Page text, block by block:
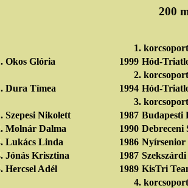
200
1.
Okos Glória 1999 Hód-
2.
Dura Tímea 1994 Hód-
3.
Szepesi Nikolett 1987 Budapesti
Molnár Dalma 1990 Debreceni
Lukács Linda 1986 Nyírsenior
Jónás Krisztina 1987
Hercsel Adél 1989 KisTri
4.